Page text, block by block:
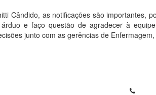
Cândido, as notificações são importantes,
e faço questão de agradecer à
junto com as gerências de